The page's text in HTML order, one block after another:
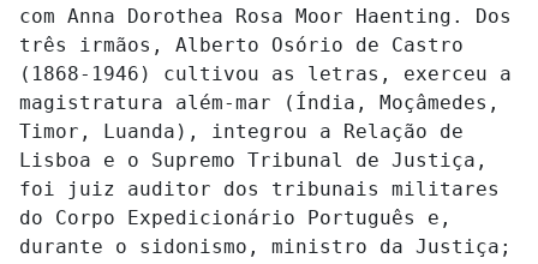
com Anna Dorothea Rosa Moor Haenting. Dos
três irmãos, Alberto Osório de Castro
(1868-1946) cultivou as letras, exerceu a
magistratura além-mar (Índia, Moçâmedes,
Timor, Luanda), integrou a Relação de
Lisboa e o Supremo Tribunal de Justiça,
foi juiz auditor dos tribunais militares
do Corpo Expedicionário Português e,
durante o sidonismo, ministro da Justiça;